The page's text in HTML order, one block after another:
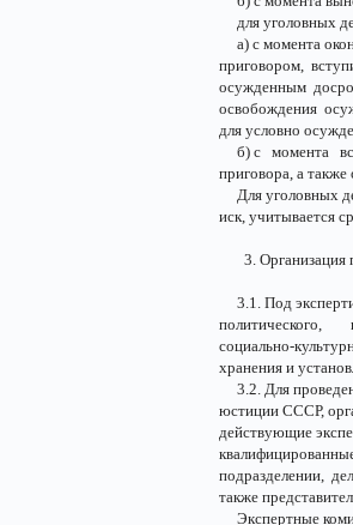
для уголовных
а) с момента
приговором,
осужденным
освобождения
для условно
б) с момента
приговора, а
Для уголовных
иск, учитывается
3. Организация
3.1. Под
политического,
социально-
хранения и
3.2. Для
юстиции СССР,
действующие
подразделении,
также
Экспертные